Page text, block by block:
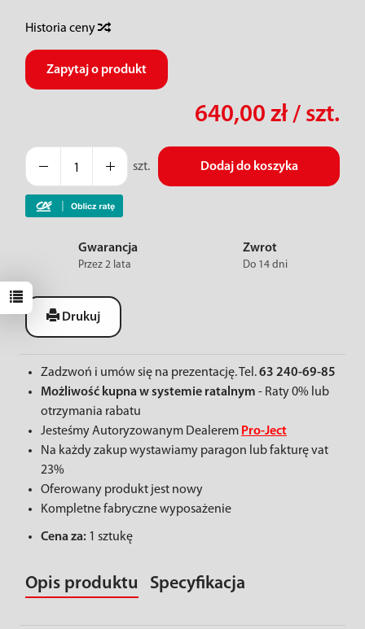
Historia ceny
Zapytaj o produkt
640,00 zł / szt.
szt. Dodaj do koszyka
Gwarancja
Przez 2 lata
Zwrot
Do 14 dni
Drukuj
Zadzwoń i umów się na prezentację. Tel.63 240-69-85
Możliwość kupna w systemie ratalnym - Raty 0% lub
otrzymania rabatu
Jesteśmy Autoryzowanym Dealerem Pro-Ject
Na każdy zakup wystawiamy paragon lub fakturę vat
23%
Oferowany produkt jest nowy
Kompletne fabryczne wyposażenie
Cena za: 1 sztukę
Opis produktu Specyfikacja